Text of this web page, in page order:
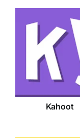
Kahoot
Kahoot